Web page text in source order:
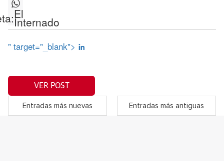
El
Internado
" target="_blank">
VER POST
Entradas más nuevas Entradas más antiguas